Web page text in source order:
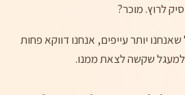
לרוץ. מוכר?
יותר עייפים, אנחנו דווקא פחות
למעגל שקשה לצאת ממנו.